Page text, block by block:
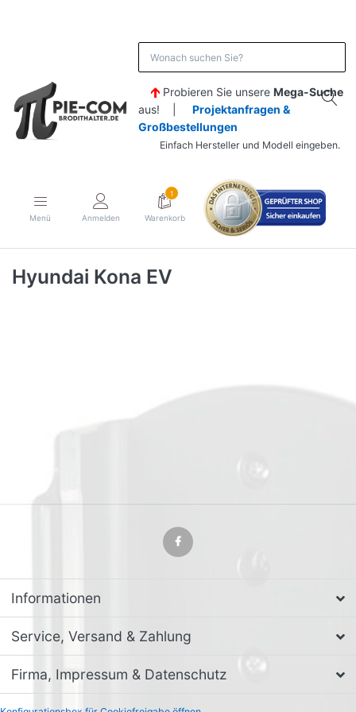
Probieren Sie unsere Mega-Suche
aus! | Projektanfragen &
Großbestellungen
Einfach Hersteller und Modell eingeben.
Menü Anmelden
1
Warenkorb
Hyundai Kona EV
Informationen
Service, Versand & Zahlung
Firma, Impressum & Datenschutz